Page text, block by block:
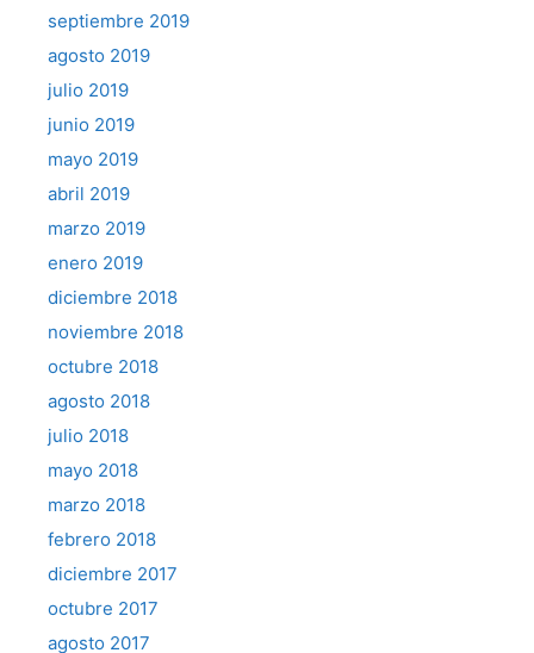
septiembre 2019
agosto 2019
julio 2019
junio 2019
mayo 2019
abril 2019
marzo 2019
enero 2019
diciembre 2018
noviembre 2018
octubre 2018
agosto 2018
julio 2018
mayo 2018
marzo 2018
febrero 2018
diciembre 2017
octubre 2017
agosto 2017